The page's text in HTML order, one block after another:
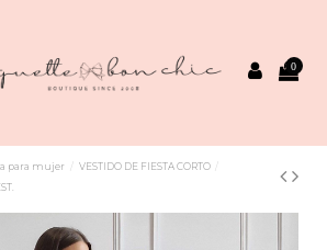
0
para mujer
VESTIDO DE FIESTA CORTO